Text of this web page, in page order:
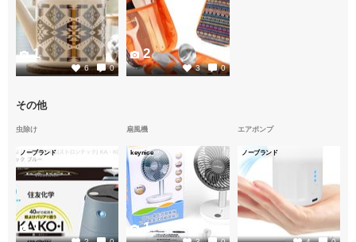
6 0
1
3 0
2
その他
虫除け
ノーブランド
1
扇風機
keynice
1
エアポンプ
ノーブランド